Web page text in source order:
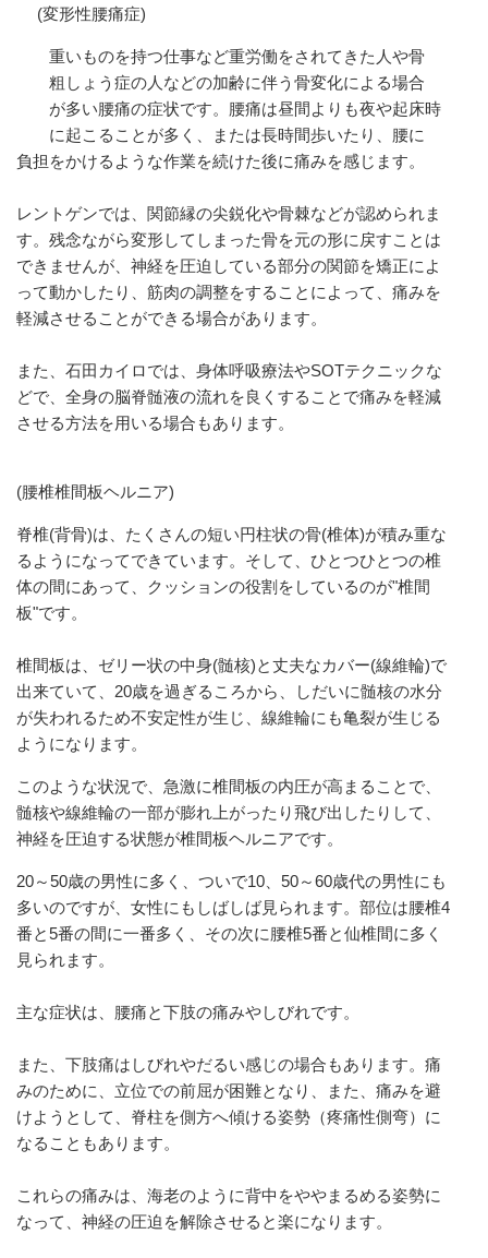
(変形性腰痛症)
重いものを持つ仕事など重労働をされてきた人や骨
粗しょう症の人などの加齢に伴う骨変化による場合
が多い腰痛の症状です。腰痛は昼間よりも夜や起床時
に起こることが多く、または長時間歩いたり、腰に
負担をかけるような作業を続けた後に痛みを感じます。
レントゲンでは、関節縁の尖鋭化や骨棘などが認められま
す。残念ながら変形してしまった骨を元の形に戻すことは
できませんが、神経を圧迫している部分の関節を矯正によ
って動かしたり、筋肉の調整をすることによって、痛みを
軽減させることができる場合があります。
また、石田カイロでは、身体呼吸療法やSOTテクニックな
どで、全身の脳脊髄液の流れを良くすることで痛みを軽減
させる方法を用いる場合もあります。
(腰椎椎間板ヘルニア)
脊椎(背骨)は、たくさんの短い円柱状の骨(椎体)が積み重な
るようになってできています。そして、ひとつひとつの椎
体の間にあって、クッションの役割をしているのが"椎間
板"です。
椎間板は、ゼリー状の中身(髄核)と丈夫なカバー(線維輪)で
出来ていて、20歳を過ぎるころから、しだいに髄核の水分
が失われるため不安定性が生じ、線維輪にも亀裂が生じる
ようになります。
このような状況で、急激に椎間板の内圧が高まることで、
髄核や線維輪の一部が膨れ上がったり飛び出したりして、
神経を圧迫する状態が椎間板ヘルニアです。
20～50歳の男性に多く、ついで10、50～60歳代の男性にも
多いのですが、女性にもしばしば見られます。部位は腰椎4
番と5番の間に一番多く、その次に腰椎5番と仙椎間に多く
見られます。
主な症状は、腰痛と下肢の痛みやしびれです。
また、下肢痛はしびれやだるい感じの場合もあります。痛
みのために、立位での前屈が困難となり、また、痛みを避
けようとして、脊柱を側方へ傾ける姿勢（疼痛性側弯）に
なることもあります。
これらの痛みは、海老のように背中をややまるめる姿勢に
なって、神経の圧迫を解除させると楽になります。